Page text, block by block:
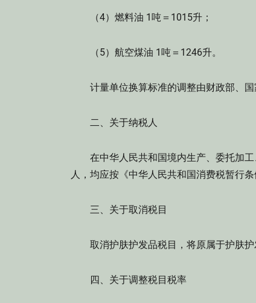
（4）燃料油 1吨＝1015升；
（5）航空煤油 1吨＝1246升。
计量单位换算标准的调整由财政部、国
二、关于纳税人
在中华人民共和国境内生产、委托加工
人，均应按《中华人民共和国消费税暂行
三、关于取消税目
取消护肤护发品税目，将原属于护肤护
四、关于调整税目税率